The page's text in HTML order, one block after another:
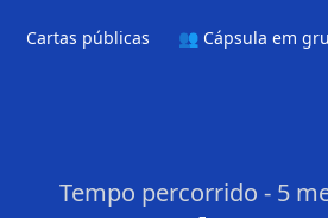
Cartas públicas 👥 Cápsula em
Tempo percorrido - 5